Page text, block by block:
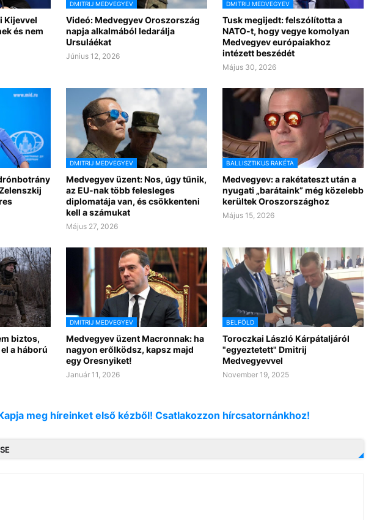
Kijevvel
és nem
DMITRIJ MEDVEGYEV
Videó: Medvegyev Oroszország
napja alkalmából ledarálja
Ursuláékat
Június 12, 2026
DMITRIJ MEDVEGYEV
Tusk megijedt: felszólította a
NATO-t, hogy vegye komolyan
Medvegyev európaiakhoz
intézett beszédét
Május 30, 2026
DMITRIJ MEDVEGYEV
Medvegyev üzent: Nos, úgy tűnik,
az EU-nak több felesleges
diplomatája van, és csökkenteni
kell a számukat
Május 27, 2026
BALLISZTIKUS RAKÉTA
Medvegyev: a rakétateszt után a
nyugati „barátaink” még közelebb
kerültek Oroszországhoz
Május 15, 2026
biztos,
a háború
DMITRIJ MEDVEGYEV
Medvegyev üzent Macronnak: ha
nagyon erőlködsz, kapsz majd
egy Oresnyiket!
Január 11, 2026
BELFÖLD
Toroczkai László Kárpátaljáról
"egyeztetett" Dmitrij
Medvegyevvel
November 19, 2025
meg híreinket első kézből! Csatlakozzon hírcsatornánkhoz!